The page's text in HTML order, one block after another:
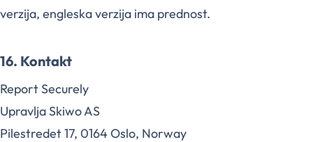
verzija, engleska verzija ima prednost.
16. Kontakt
Report Securely
Upravlja Skiwo AS
Pilestredet 17, 0164 Oslo, Norway